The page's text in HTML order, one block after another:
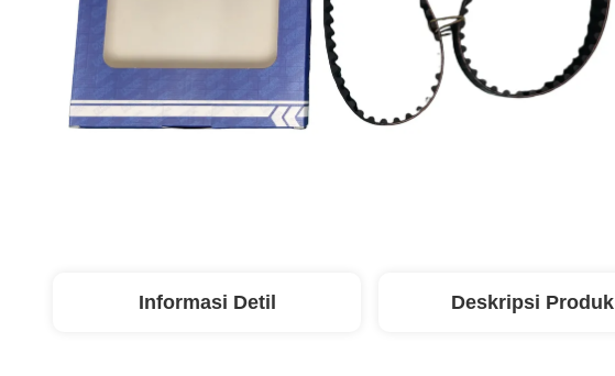
Informasi Detil Deskripsi Produk